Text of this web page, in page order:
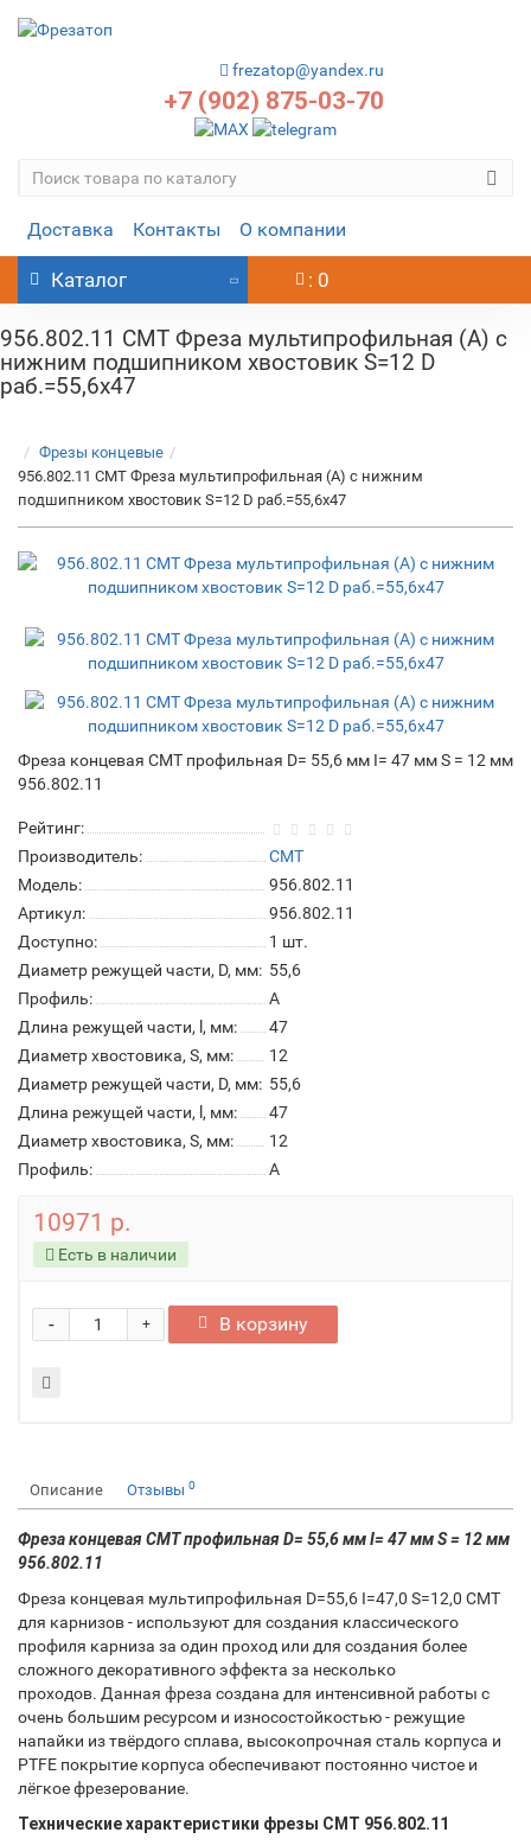
frezatop@yandex.ru
+7 (902) 875-03-70
Доставка Контакты О компании
Каталог : 0
956.802.11 CMT Фреза мультипрофильная (A) с
нижним подшипником хвостовик S=12 D
раб.=55,6x47
Фрезы концевые
956.802.11 CMT Фреза мультипрофильная (A) с нижним
подшипником хвостовик S=12 D раб.=55,6x47
Фреза концевая CMT профильная D= 55,6 мм I= 47 мм S = 12 мм
956.802.11
Рейтинг:
Производитель:
CMT
Модель:
956.802.11
Артикул:
956.802.11
Доступно:
1 шт.
Диаметр режущей части, D, мм: 55,6
Профиль:
A
Длина режущей части, l, мм:
47
Диаметр хвостовика, S, мм:
12
Диаметр режущей части, D, мм: 55,6
Длина режущей части, l, мм:
47
Диаметр хвостовика, S, мм:
12
Профиль:
A
10971 р.
Есть в наличии
+
- В корзину
Описание Отзывы 0
Фреза концевая CMT профильная D= 55,6 мм I= 47 мм S = 12 мм
956.802.11
Фреза концевая мультипрофильная D=55,6 I=47,0 S=12,0 СМТ
для карнизов - используют для создания классического
профиля карниза за один проход или для создания более
сложного декоративного эффекта за несколько
проходов. Данная фреза создана для интенсивной работы с
очень большим ресурсом и износостойкостью - режущие
напайки из твёрдого сплава, высокопрочная сталь корпуса и
PTFE покрытие корпуса обеспечивают постоянно чистое и
лёгкое фрезерование.
Технические характеристики фрезы СМТ 956.802.11